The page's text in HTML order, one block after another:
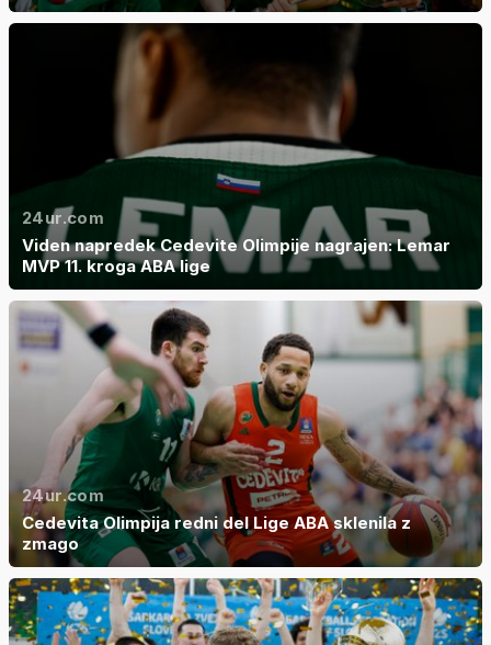
24ur.com
Viden napredek Cedevite Olimpije nagrajen: Lemar
MVP 11. kroga ABA lige
24ur.com
Cedevita Olimpija redni del Lige ABA sklenila z
zmago